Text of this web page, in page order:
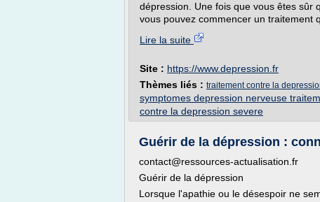
dépression. Une fois que vous êtes sûr
vous pouvez commencer un traitement
Lire la suite
Site : https://www.depression.fr
Thèmes liés : traitement contre la
symptomes depression nerveuse
contre la depression severe
Guérir de la dépression :
contact@ressources-actualisation.fr
Guérir de la dépression
Lorsque l'apathie ou le désespoir ne